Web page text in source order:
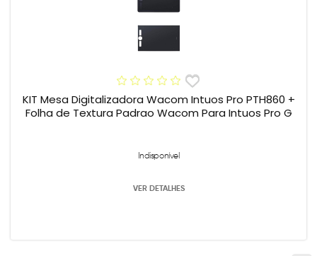
KIT Mesa Digitalizadora Wacom Intuos Pro PTH860 +
Folha de Textura Padrao Wacom Para Intuos Pro G
Indisponível
VER DETALHES